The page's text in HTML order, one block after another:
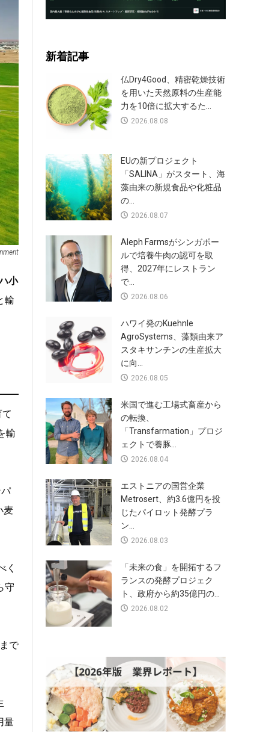
小
輸
輸
麦
く
守
で
量
新着記事
仏Dry4Good、精密乾燥技術
を用いた天然原料の生産能
力を10倍に拡大するた...
2026.08.08
EUの新プロジェクト
「SALINA」がスタート、海
藻由来の新規食品や化粧品
の...
2026.08.07
Aleph Farmsがシンガポー
ルで培養牛肉の認可を取
得、2027年にレストラン
で...
2026.08.06
ハワイ発のKuehnle
AgroSystems、藻類由来ア
スタキサンチンの生産拡大
に向...
2026.08.05
米国で進む工場式畜産から
の転換、
「Transfarmation」プロジ
ェクトで養豚...
2026.08.04
エストニアの国営企業
Metrosert、約3.6億円を投
じたパイロット発酵プラ
ン...
2026.08.03
「未来の食」を開拓するフ
ランスの発酵プロジェク
ト、政府から約35億円の...
2026.08.02